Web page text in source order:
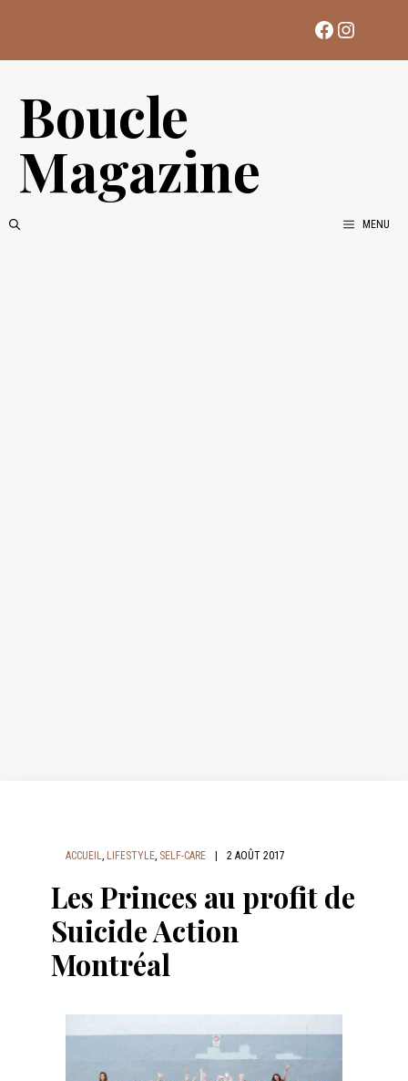
contenu
Facebook
Boucle
Magazine
MENU
ACCUEIL, LIFESTYLE, SELF-CARE 2 AOÛT 2017
Les Princes au profit de
Suicide Action
Montréal